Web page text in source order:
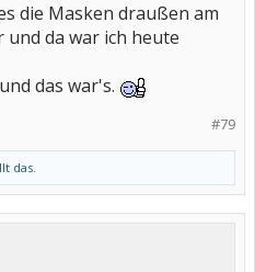
die Masken draußen am
und da war ich heute
das war's.
#79
das.